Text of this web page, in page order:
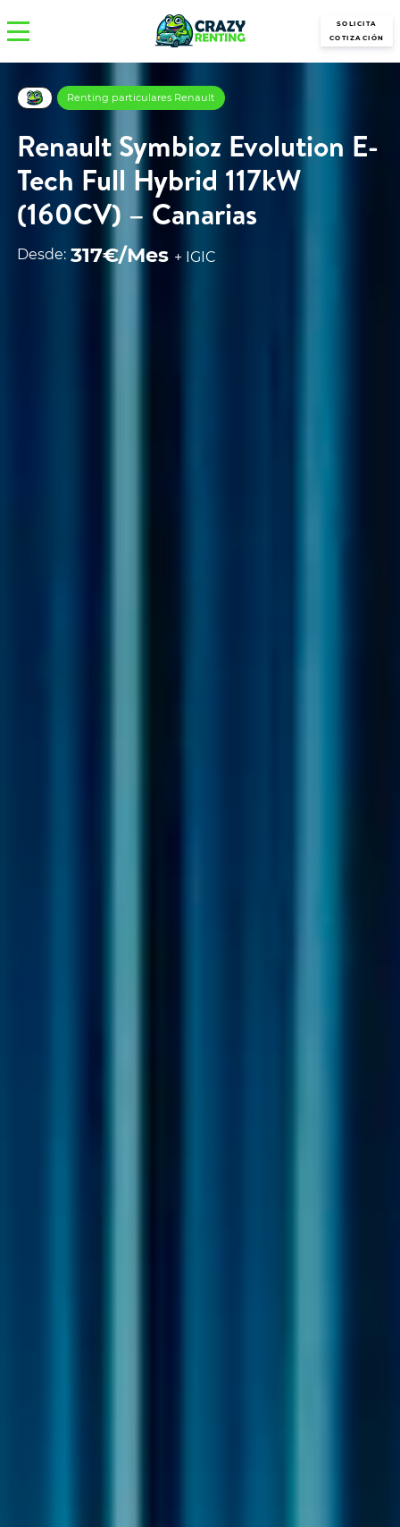
SOLICITA
COTIZACIÓN
Renting particulares Renault
Renault Symbioz Evolution E-
Tech Full Hybrid 117kW
(160CV) – Canarias
Desde: 317€/Mes + IGIC